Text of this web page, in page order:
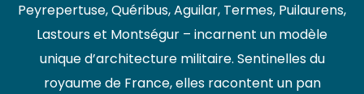
Peyrepertuse, Quéribus, Aguilar, Termes, Puilaurens,
Lastours et Montségur – incarnent un modèle
unique d’architecture militaire. Sentinelles du
royaume de France, elles racontent un pan